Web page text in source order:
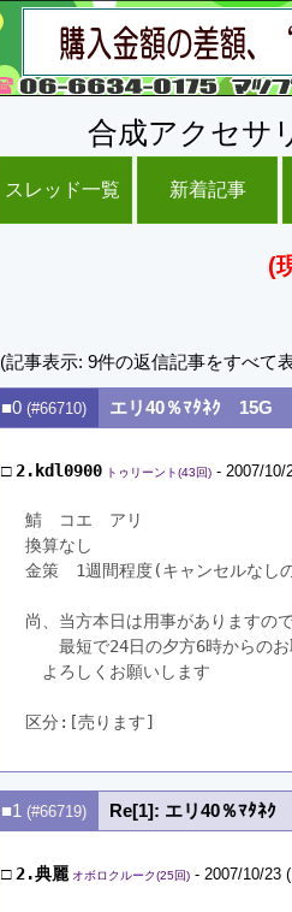
合成アクセサ
スレッド一覧 新着記事
(
(記事表示: 9件の返信記事をすべて
■0 (#66710) エリ40％ﾏﾀﾈｸ 15G
□ 2.kdl0900 トゥリーント(43回) - 2007/10/
鯖　コエ　アリ
換算なし
金策　1週間程度(キャンセルなし
尚、当方本日は用事がありますの
最短で24日の夕方6時からのお
よろしくお願いします
区分:[売ります]
■1 (#66719) Re[1]: エリ40％ﾏﾀﾈｸ
□ 2.典麗 オボロクルーク(25回) - 2007/10/23